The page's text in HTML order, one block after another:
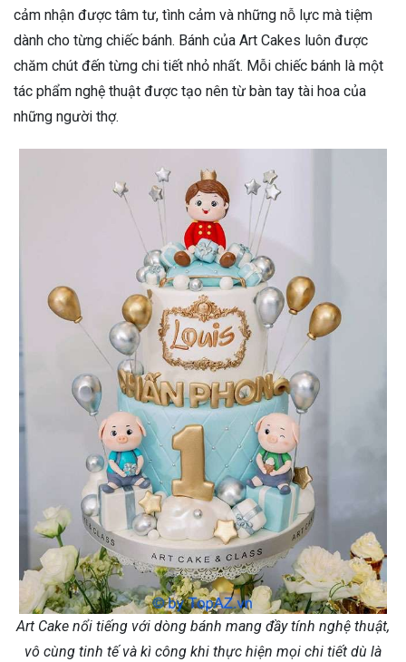
cảm nhận được tâm tư, tình cảm và những nỗ lực mà tiệm
dành cho từng chiếc bánh. Bánh của Art Cakes luôn được
chăm chút đến từng chi tiết nhỏ nhất. Mỗi chiếc bánh là một
tác phẩm nghệ thuật được tạo nên từ bàn tay tài hoa của
những người thợ.
Art Cake nổi tiếng với dòng bánh mang đầy tính nghệ thuật,
vô cùng tinh tế và kì công khi thực hiện mọi chi tiết dù là